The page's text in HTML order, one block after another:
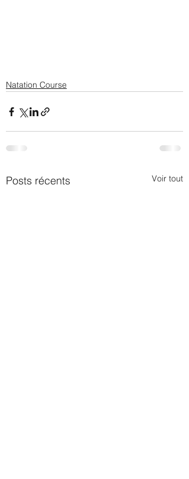
Natation Course
Posts récents Voir tout